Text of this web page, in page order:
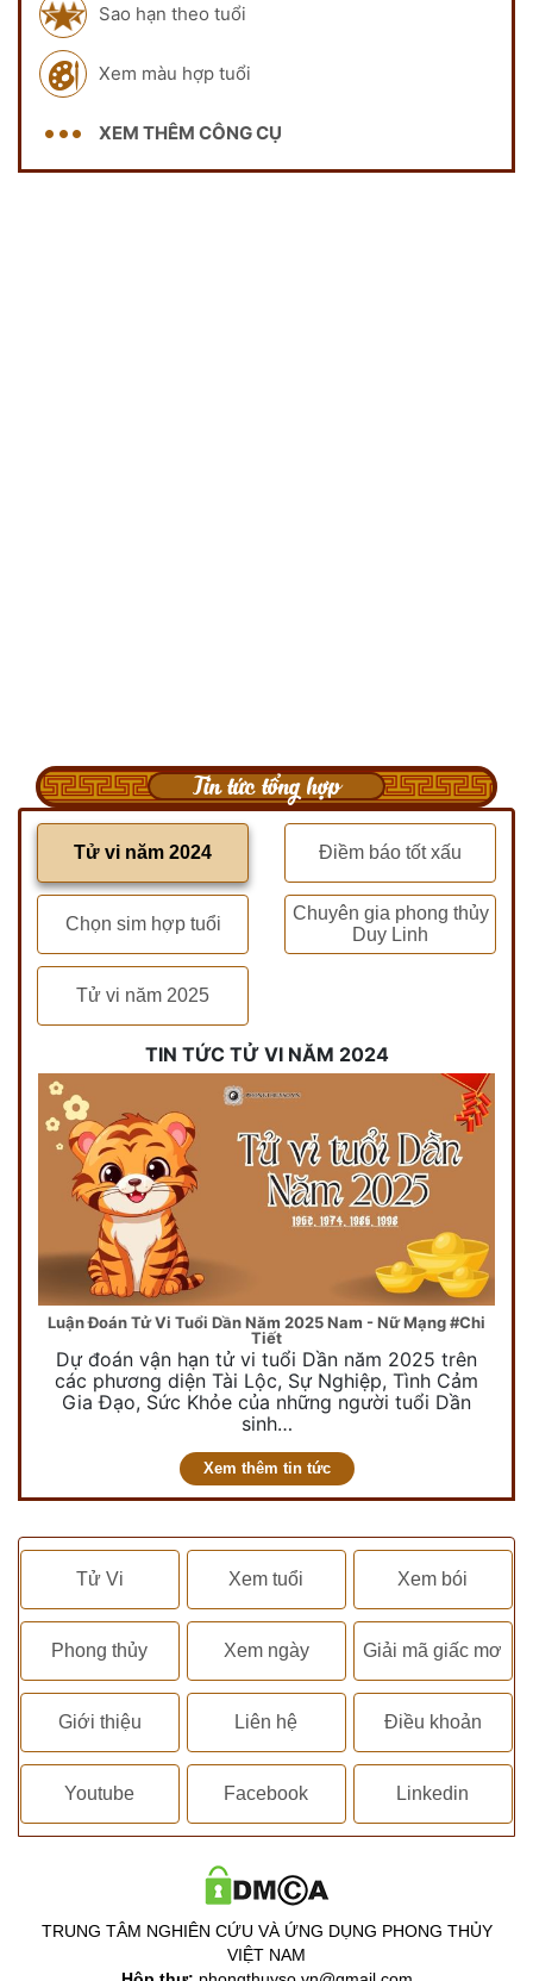
Sao hạn theo tuổi
Xem màu hợp tuổi
XEM THÊM CÔNG CỤ
Tin tức tổng hợp
Tử vi năm 2024 Điềm báo tốt xấu
Chọn sim hợp tuổi
Chuyên gia phong thủy
Duy Linh
Tử vi năm 2025
TIN TỨC TỬ VI NĂM 2024
Luận Đoán Tử Vi Tuổi Dần Năm 2025 Nam - Nữ Mạng #Chi
Tiết
Dự đoán vận hạn tử vi tuổi Dần năm 2025 trên
các phương diện Tài Lộc, Sự Nghiệp, Tình Cảm
Gia Đạo, Sức Khỏe của những người tuổi Dần
sinh…
Xem thêm tin tức
Tử Vi Xem tuổi Xem bói
Phong thủy Xem ngày Giải mã giấc mơ
Giới thiệu Liên hệ Điều khoản
Youtube Facebook Linkedin
TRUNG TÂM NGHIÊN CỨU VÀ ỨNG DỤNG PHONG THỦY
VIỆT NAM